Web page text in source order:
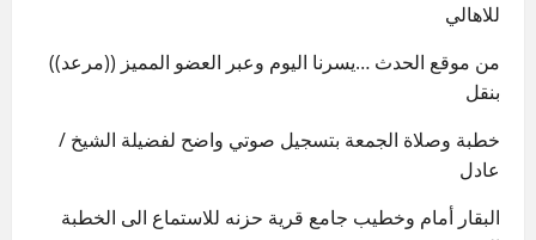
للاهالي
من موقع الحدث …يسرنا اليوم وعبر العضو المميز ((مرعد))
بنقل
خطبة وصلاة الجمعة بتسجيل صوتي واضح لفضيلة الشيخ /
عادل
البقار أمام وخطيب جامع قرية حزنه للاستماع الى الخطبة